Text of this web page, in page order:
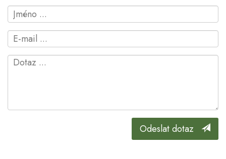
Odeslat dotaz